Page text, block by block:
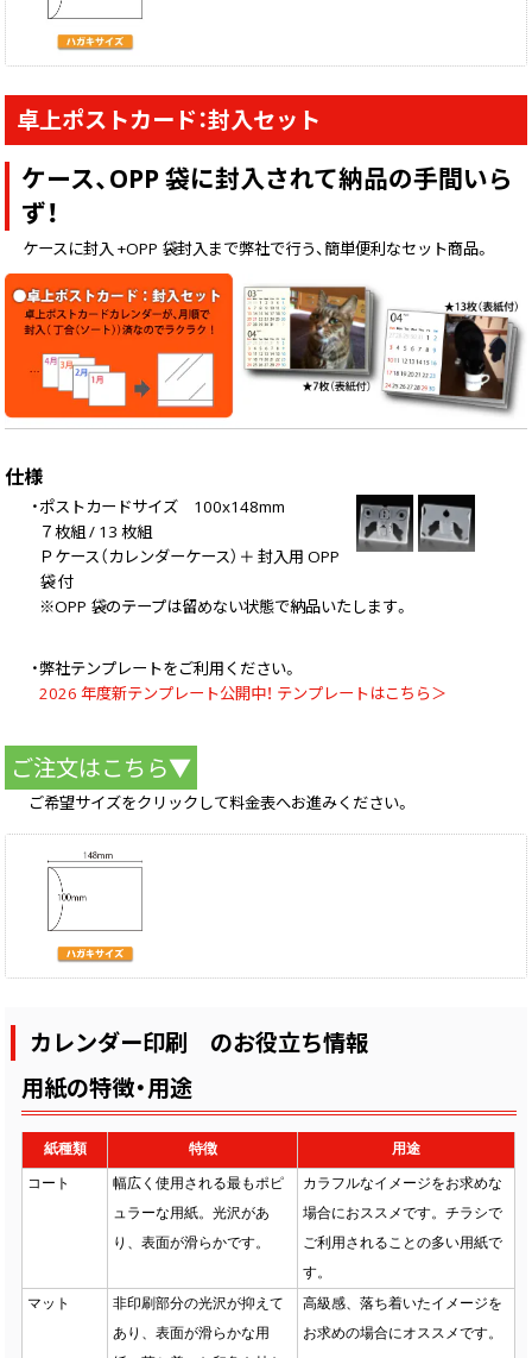
卓上ポストカード：封入セット
ケース、OPP 袋に封入されて納品の手間いら
ず！
ケースに封入 +OPP 袋封入まで弊社で行う、簡単便利なセット商品。
仕様
・ポストカードサイズ 100x148mm
７枚組 / 13 枚組
Ｐケース（カレンダーケース）＋ 封入用 OPP
袋 付
※OPP 袋のテープは留めない状態で納品いたします。
・弊社テンプレートをご利用ください。
2026 年度新テンプレート公開中！ テンプレートはこちら＞
ご注文はこちら▼
ご希望サイズをクリックして料金表へお進みください。
カレンダー印刷 のお役立ち情報
用紙の特徴・用途
紙種類 特徴 用途
コート
幅広く使用される最もポピ
ュラーな用紙。光沢があ
り、表面が滑らかです。
カラフルなイメージをお求めな
場合におススメです。チラシで
ご利用されることの多い用紙で
す。
マット
非印刷部分の光沢が抑えて
あり、表面が滑らかな用
高級感、落ち着いたイメージを
お求めの場合にオススメです。